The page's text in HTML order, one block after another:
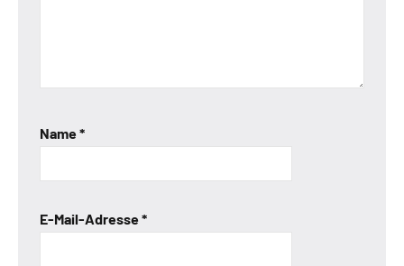
Name*
E-Mail-Adresse*